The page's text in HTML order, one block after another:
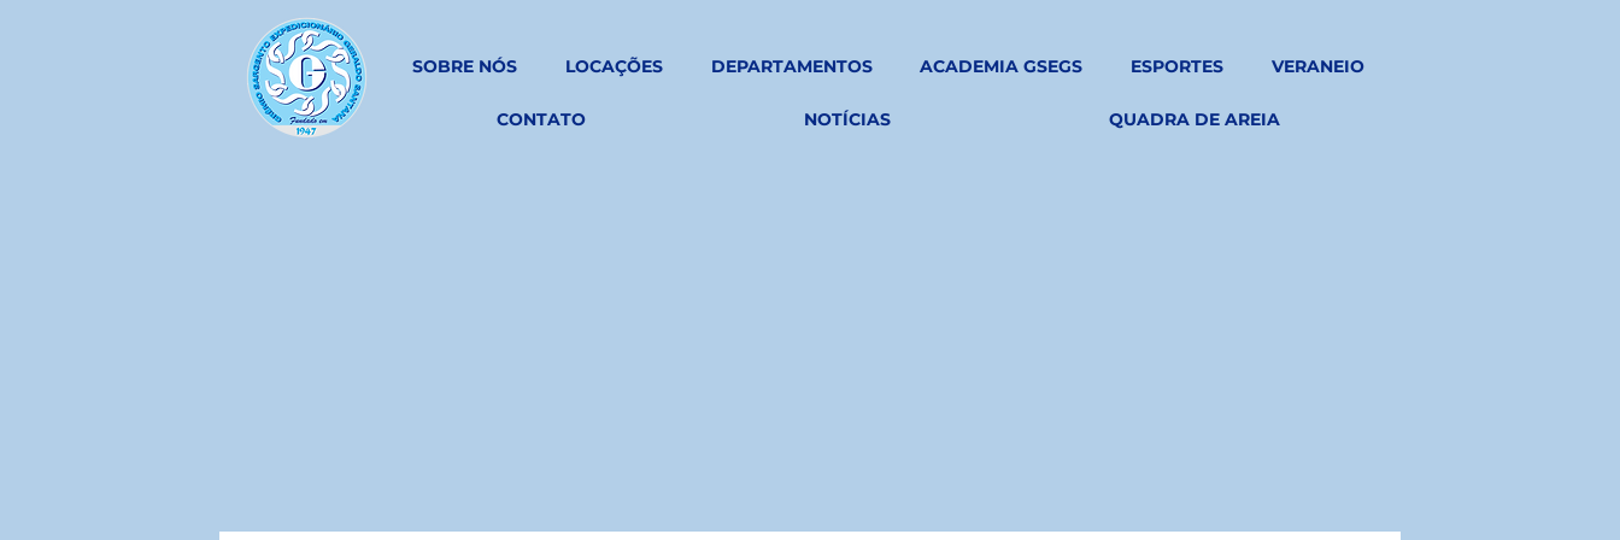
SOBRE NÓS LOCAÇÕES DEPARTAMENTOS ACADEMIA GSEGS ESPORTES VERANEIO
CONTATO NOTÍCIAS QUADRA DE AREIA